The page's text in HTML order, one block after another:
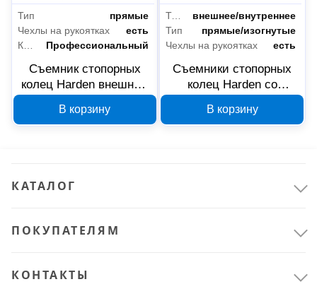
Тип
прямые
Чехлы на рукоятках
есть
Профессиональный
Съемник стопорных
колец Harden внешний
мм 560505
В корзину
Тип стопорного кольца
внешнее/внутреннее
Тип
прямые/изогнутые
Чехлы на рукоятках
есть
Съемники стопорных
колец Harden со
560501
В корзину
КАТАЛОГ
ПОКУПАТЕЛЯМ
КОНТАКТЫ